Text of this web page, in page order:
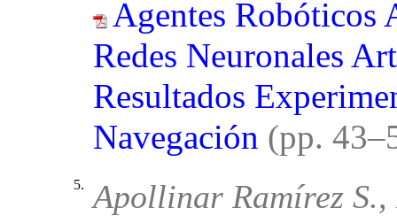
Agentes Robóticos
Redes Neuronales
Resultados
Navegación (pp.
5.
Apollinar Ramírez